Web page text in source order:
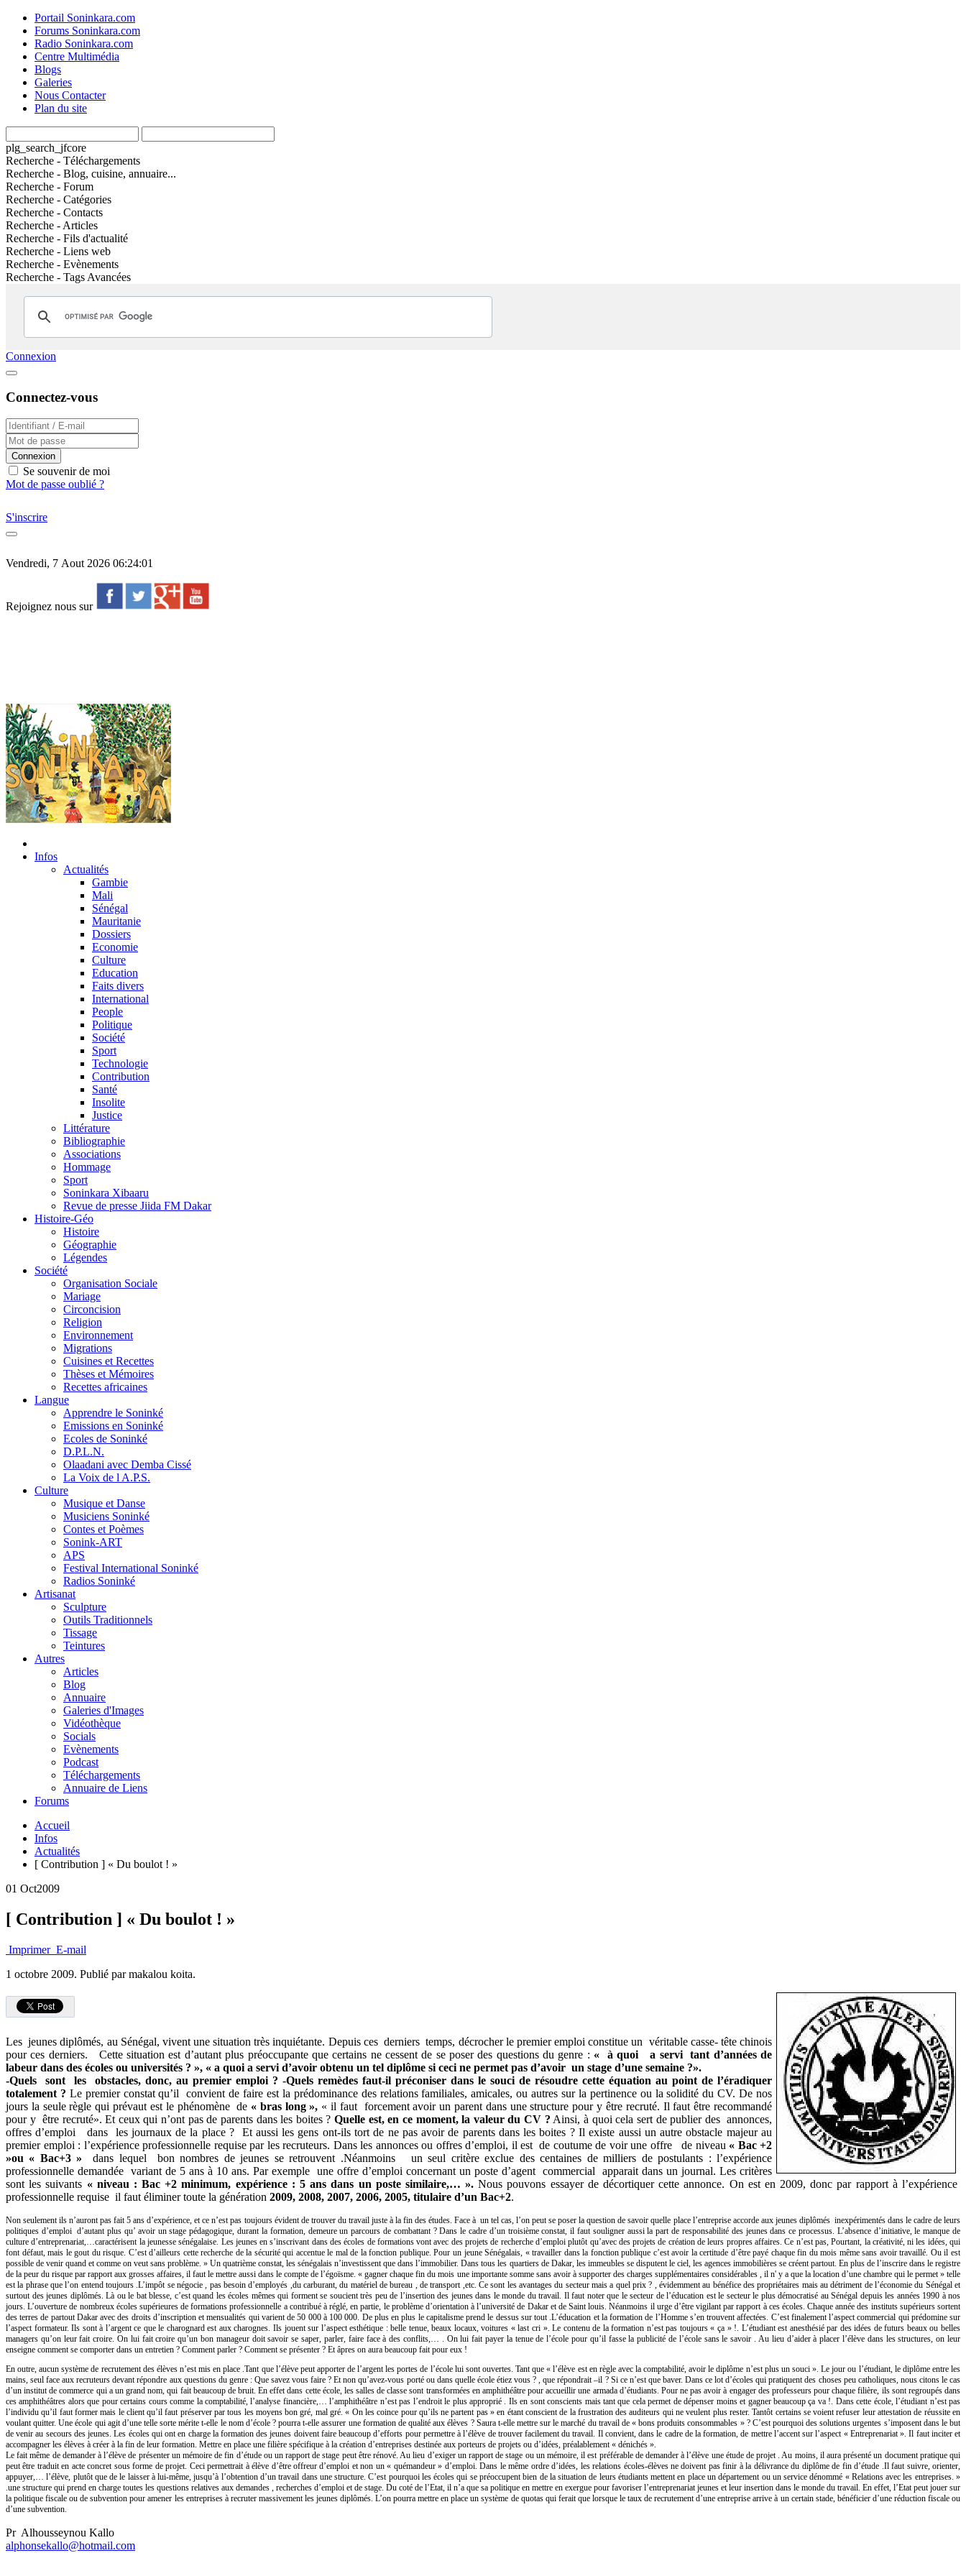
Portail Soninkara.com
Forums Soninkara.com
Radio Soninkara.com
Centre Multimédia
Blogs
Galeries
Nous Contacter
Plan du site
plg_search_jfcore
Recherche - Téléchargements
Recherche - Blog, cuisine, annuaire...
Recherche - Forum
Recherche - Catégories
Recherche - Contacts
Recherche - Articles
Recherche - Fils d'actualité
Recherche - Liens web
Recherche - Evènements
Recherche - Tags Avancées
Connexion
Connectez-vous
Connexion
Se souvenir de moi
Mot de passe oublié ?
S'inscrire
Vendredi, 7 Aout 2026 06:24:01
Rejoignez nous sur
Infos
Actualités
Gambie
Mali
Sénégal
Mauritanie
Dossiers
Economie
Culture
Education
Faits divers
International
People
Politique
Société
Sport
Technologie
Contribution
Santé
Insolite
Justice
Littérature
Bibliographie
Associations
Hommage
Sport
Soninkara Xibaaru
Revue de presse Jiida FM Dakar
Histoire-Géo
Histoire
Géographie
Légendes
Société
Organisation Sociale
Mariage
Circoncision
Religion
Environnement
Migrations
Cuisines et Recettes
Thèses et Mémoires
Recettes africaines
Langue
Apprendre le Soninké
Emissions en Soninké
Ecoles de Soninké
D.P.L.N.
Olaadani avec Demba Cissé
La Voix de l A.P.S.
Culture
Musique et Danse
Musiciens Soninké
Contes et Poèmes
Sonink-ART
APS
Festival International Soninké
Radios Soninké
Artisanat
Sculpture
Outils Traditionnels
Tissage
Teintures
Autres
Articles
Blog
Annuaire
Galeries d'Images
Vidéothèque
Socials
Evènements
Podcast
Téléchargements
Annuaire de Liens
Forums
Accueil
Infos
Actualités
[ Contribution ] « Du boulot ! »
01 Oct2009
[ Contribution ] « Du boulot ! »
Imprimer E-mail
1 octobre 2009. Publié par makalou koita.
Les jeunes diplômés, au Sénégal, vivent une situation très inquiétante. Depuis ces derniers temps, décrocher le premier emploi constitue un véritable casse- tête chinois
pour ces derniers. Cette situation est d’autant plus préoccupante que certains ne cessent de se poser des questions du genre : « à quoi a servi tant d’années de
labeur dans des écoles ou universités ? », « a quoi a servi d’avoir obtenu un tel diplôme si ceci ne permet pas d’avoir un stage d’une semaine ?».
-Quels sont les obstacles, donc, au premier emploi ? -Quels remèdes faut-il préconiser dans le souci de résoudre cette équation au point de l’éradiquer
totalement ? Le premier constat qu’il convient de faire est la prédominance des relations familiales, amicales, ou autres sur la pertinence ou la solidité du CV. De nos
jours la seule règle qui prévaut est le phénomène de « bras long », « il faut forcement avoir un parent dans une structure pour y être recruté. Il faut être recommandé
pour y être recruté». Et ceux qui n’ont pas de parents dans les boites ?Quelle est, en ce moment, la valeur du CV ? Ainsi, à quoi cela sert de publier des annonces,
offres d’emploi dans les journaux de la place ? Et aussi les gens ont-ils tort de ne pas avoir de parents dans les boites ? Il existe aussi un autre obstacle majeur au
premier emploi : l’expérience professionnelle requise par les recruteurs. Dans les annonces ou offres d’emploi, il est de coutume de voir une offre de niveau « Bac +2
»ou « Bac+3 » dans lequel bon nombres de jeunes se retrouvent .Néanmoins un seul critère exclue des centaines de milliers de postulants : l’expérience
professionnelle demandée variant de 5 ans à 10 ans. Par exemple une offre d’emploi concernant un poste d’agent commercial apparait dans un journal. Les critères
sont les suivants « niveau : Bac +2 minimum, expérience : 5 ans dans un poste similaire,… ». Nous pouvons essayer de décortiquer cette annonce. On est en 2009, donc par rapport à l’expérience
professionnelle requise il faut éliminer toute la génération 2009, 2008, 2007, 2006, 2005, titulaire d’un Bac+2.
Non seulement ils n’auront pas fait 5 ans d’expérience, et ce n’est pas toujours évident de trouver du travail juste à la fin des études. Face à un tel cas, l’on peut se poser la question de savoir quelle place l’entreprise accorde aux jeunes diplômés inexpérimentés dans le cadre de leurs
politiques d’emploi d’autant plus qu’ avoir un stage pédagogique, durant la formation, demeure un parcours de combattant ?Dans le cadre d’un troisième constat, il faut souligner aussi la part de responsabilité des jeunes dans ce processus. L’absence d’initiative, le manque de
culture d’entreprenariat,…caractérisent la jeunesse sénégalaise. Les jeunes en s’inscrivant dans des écoles de formations vont avec des projets de recherche d’emploi plutôt qu’avec des projets de création de leurs propres affaires. Ce n’est pas, Pourtant, la créativité, ni les idées, qui
font défaut, mais le gout du risque. C’est d’ailleurs cette recherche de la sécurité qui accentue le mal de la fonction publique. Pour un jeune Sénégalais, « travailler dans la fonction publique c’est avoir la certitude d’être payé chaque fin du mois même sans avoir travaillé. Ou il est
possible de venir quand et comme on veut sans problème. » Un quatrième constat, les sénégalais n’investissent que dans l’immobilier. Dans tous les quartiers de Dakar, les immeubles se disputent le ciel, les agences immobilières se créent partout. En plus de l’inscrire dans le registre
de la peur du risque par rapport aux grosses affaires, il faut le mettre aussi dans le compte de l’égoïsme. « gagner chaque fin du mois une importante somme sans avoir à supporter des charges supplémentaires considérables , il n' y a que la location d’une chambre qui le permet » telle
est la phrase que l’on entend toujours .L’impôt se négocie , pas besoin d’employés ,du carburant, du matériel de bureau , de transport ,etc. Ce sont les avantages du secteur mais a quel prix ? , évidemment au bénéfice des propriétaires mais au détriment de l’économie du Sénégal et
surtout des jeunes diplômés. Là ou le bat blesse, c’est quand les écoles mêmes qui forment se soucient très peu de l’insertion des jeunes dans le monde du travail. Il faut noter que le secteur de l’éducation est le secteur le plus démocratisé au Sénégal depuis les années 1990 à nos
jours. L’ouverture de nombreux écoles supérieures de formations professionnelle a contribué à réglé, en partie, le problème d’orientation à l’université de Dakar et de Saint louis. Néanmoins il urge d’être vigilant par rapport à ces écoles. Chaque année des instituts supérieurs sortent
des terres de partout Dakar avec des droits d’inscription et mensualités qui varient de 50 000 à 100 000. De plus en plus le capitalisme prend le dessus sur tout .L’éducation et la formation de l’Homme s’en trouvent affectées. C’est finalement l’aspect commercial qui prédomine sur
l’aspect formateur. Ils sont à l’argent ce que le charognard est aux charognes. Ils jouent sur l’aspect esthétique : belle tenue, beaux locaux, voitures « last cri ». Le contenu de la formation n’est pas toujours « ça » !. L’étudiant est anesthésié par des idées de futurs beaux ou belles
managers qu’on leur fait croire. On lui fait croire qu’un bon manageur doit savoir se saper, parler, faire face à des conflits,… . On lui fait payer la tenue de l’école pour qu’il fasse la publicité de l’école sans le savoir . Au lieu d’aider à placer l’élève dans les structures, on leur
enseigne comment se comporter dans un entretien ? Comment parler ? Comment se présenter ? Et âpres on aura beaucoup fait pour eux !
En outre, aucun système de recrutement des élèves n’est mis en place .Tant que l’élève peut apporter de l’argent les portes de l’école lui sont ouvertes. Tant que « l’élève est en règle avec la comptabilité, avoir le diplôme n’est plus un souci ». Le jour ou l’étudiant, le diplôme entre les
mains, seul face aux recruteurs devant répondre aux questions du genre : Que savez vous faire ? Et non qu’avez-vous porté ou dans quelle école étiez vous ? , que répondrait –il ? Si ce n’est que baver. Dans ce lot d’écoles qui pratiquent des choses peu catholiques, nous citons le cas
d’un institut de commerce qui a un grand nom, qui fait beaucoup de bruit. En effet dans cette école, les salles de classe sont transformées en amphithéâtre pour accueillir une armada d’étudiants. Pour ne pas avoir à engager des professeurs pour chaque filière, ils sont regroupés dans
ces amphithéâtres alors que pour certains cours comme la comptabilité, l’analyse financière,… l’amphithéâtre n’est pas l’endroit le plus approprié . Ils en sont conscients mais tant que cela permet de dépenser moins et gagner beaucoup ça va !. Dans cette école, l’étudiant n’est pas
l’individu qu’il faut former mais le client qu’il faut préserver par tous les moyens bon gré, mal gré. « On les coince pour qu’ils ne partent pas » en étant conscient de la frustration des auditeurs qui ne veulent plus rester. Tantôt certains se voient refuser leur attestation de réussite en
voulant quitter. Une école qui agit d’une telle sorte mérite t-elle le nom d’école ? pourra t-elle assurer une formation de qualité aux élèves ? Saura t-elle mettre sur le marché du travail de « bons produits consommables » ? C’est pourquoi des solutions urgentes s’imposent dans le but
de venir au secours des jeunes. Les écoles qui ont en charge la formation des jeunes doivent faire beaucoup d’efforts pour permettre à l’élève de trouver facilement du travail. Il convient, dans le cadre de la formation, de mettre l’accent sur l’aspect « Entreprenariat ». Il faut inciter et
accompagner les élèves à créer à la fin de leur formation. Mettre en place une filière spécifique à la création d’entreprises destinée aux porteurs de projets ou d’idées, préalablement « dénichés ».
Le fait même de demander à l’élève de présenter un mémoire de fin d’étude ou un rapport de stage peut être rénové. Au lieu d’exiger un rapport de stage ou un mémoire, il est préférable de demander à l’élève une étude de projet . Au moins, il aura présenté un document pratique qui
peut être traduit en acte concret sous forme de projet. Ceci permettrait à élève d’être offreur d’emploi et non un « quémandeur » d’emploi. Dans le même ordre d’idées, les relations écoles-élèves ne doivent pas finir à la délivrance du diplôme de fin d’étude .Il faut suivre, orienter,
appuyer,… l’élève, plutôt que de le laisser à lui-même, jusqu’à l’obtention d’un travail dans une structure. C’est pourquoi les écoles qui se préoccupent bien de la situation de leurs étudiants mettent en place un département ou un service dénommé « Relations avec les entreprises. »
.une structure qui prend en charge toutes les questions relatives aux demandes , recherches d’emploi et de stage. Du coté de l’Etat, il n’a que sa politique en mettre en exergue pour favoriser l’entreprenariat jeunes et leur insertion dans le monde du travail. En effet, l’Etat peut jouer sur
la politique fiscale ou de subvention pour amener les entreprises à recruter massivement les jeunes diplômés. L’on pourra mettre en place un système de quotas qui ferait que lorsque le taux de recrutement d’une entreprise arrive à un certain stade, bénéficier d’une réduction fiscale ou
d’une subvention.
Pr Alhousseynou Kallo
alphonsekallo@hotmail.com